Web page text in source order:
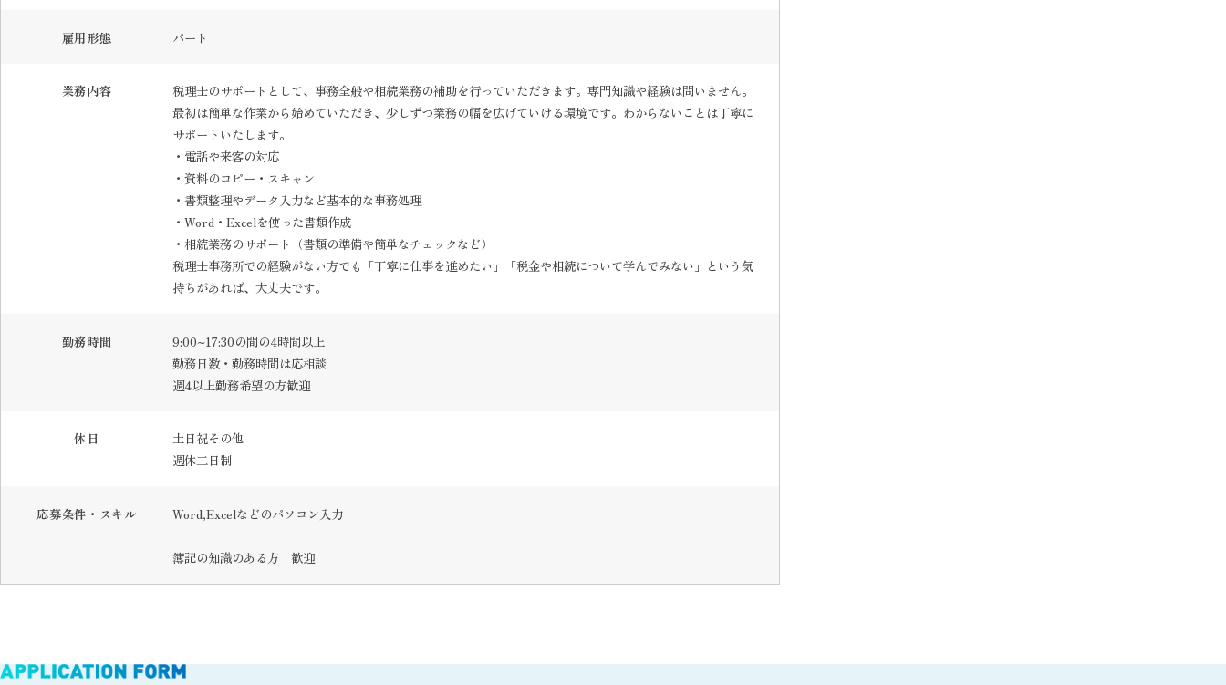
雇用形態 パート
業務内容
税理士のサポートとして、事務全般や相続業務の補助を行っていただきます。専門知識や経験は問いません。
最初は簡単な作業から始めていただき、少しずつ業務の幅を広げていける環境です。わからないことは丁寧に
サポートいたします。
・電話や来客の対応
・資料のコピー・スキャン
・書類整理やデータ入力など基本的な事務処理
・Word・Excelを使った書類作成
・相続業務のサポート（書類の準備や簡単なチェックなど）
税理士事務所での経験がない方でも「丁寧に仕事を進めたい」「税金や相続について学んでみない」という気
持ちがあれば、大丈夫です。
勤務時間
9:00~17:30の間の4時間以上
勤務日数・勤務時間は応相談
週4以上勤務希望の方歓迎
休日
土日祝その他
週休二日制
応募条件・スキル Word,Excelなどのパソコン入力
簿記の知識のある方 歓迎